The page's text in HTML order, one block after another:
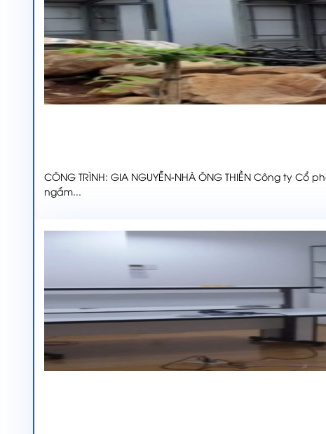
CÔNG TRÌNH: GIA NGUYỄN-NHÀ ÔNG THIỀN Công ty
ngắm...